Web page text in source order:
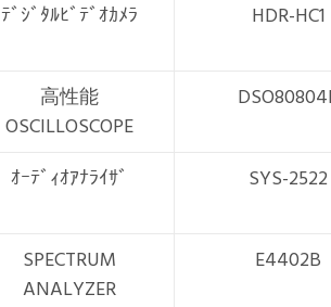
ﾃﾞｼﾞﾀﾙﾋﾞﾃﾞｵｶﾒﾗ HDR-HC1
高性能
OSCILLOSCOPE
ｵｰﾃﾞｨｵｱﾅﾗｲｻﾞ SYS-2522
SPECTRUM
ANALYZER
E4402B